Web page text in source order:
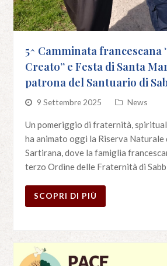
5^ Camminata francescana
Creato” e Festa di Santa
patrona del Santuario di
9 Settembre 2025 News
Un pomeriggio di fraternità,
ha animato oggi la Riserva Naturale
Sartirana, dove la famiglia
terzo Ordine delle Fraternità di
SCOPRI DI PIÙ